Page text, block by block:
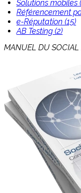
Solutions mobiles
Référencement
e-Réputation (15)
AB Testing (2)
MANUEL DU SOCIAL